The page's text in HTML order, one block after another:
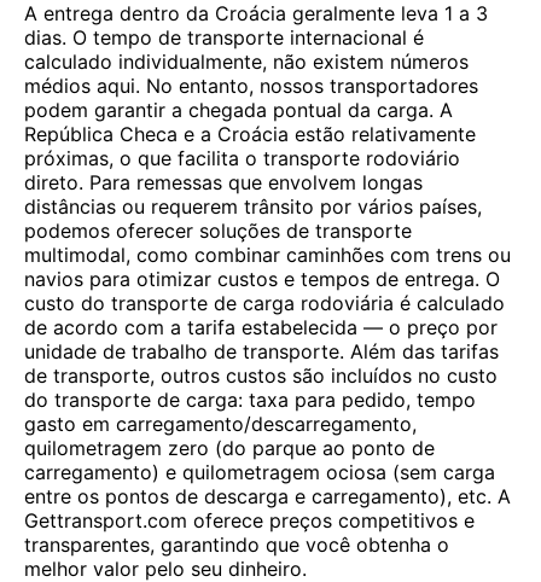
A entrega dentro da Croácia geralmente leva 1 a 3
dias. O tempo de transporte internacional é
calculado individualmente, não existem números
médios aqui. No entanto, nossos transportadores
podem garantir a chegada pontual da carga. A
República Checa e a Croácia estão relativamente
próximas, o que facilita o transporte rodoviário
direto. Para remessas que envolvem longas
distâncias ou requerem trânsito por vários países,
podemos oferecer soluções de transporte
multimodal, como combinar caminhões com trens ou
navios para otimizar custos e tempos de entrega. O
custo do transporte de carga rodoviária é calculado
de acordo com a tarifa estabelecida — o preço por
unidade de trabalho de transporte. Além das tarifas
de transporte, outros custos são incluídos no custo
do transporte de carga: taxa para pedido, tempo
gasto em carregamento/descarregamento,
quilometragem zero (do parque ao ponto de
carregamento) e quilometragem ociosa (sem carga
entre os pontos de descarga e carregamento), etc. A
Gettransport.com oferece preços competitivos e
transparentes, garantindo que você obtenha o
melhor valor pelo seu dinheiro.